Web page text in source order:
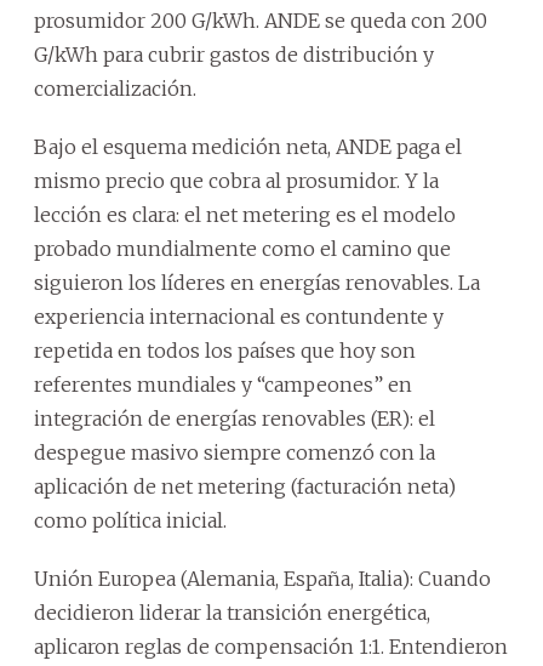
prosumidor 200 G/kWh. ANDE se queda con 200
G/kWh para cubrir gastos de distribución y
comercialización.
Bajo el esquema medición neta, ANDE paga el
mismo precio que cobra al prosumidor. Y la
lección es clara: el net metering es el modelo
probado mundialmente como el camino que
siguieron los líderes en energías renovables. La
experiencia internacional es contundente y
repetida en todos los países que hoy son
referentes mundiales y “campeones” en
integración de energías renovables (ER): el
despegue masivo siempre comenzó con la
aplicación de net metering (facturación neta)
como política inicial.
Unión Europea (Alemania, España, Italia): Cuando
decidieron liderar la transición energética,
aplicaron reglas de compensación 1:1. Entendieron